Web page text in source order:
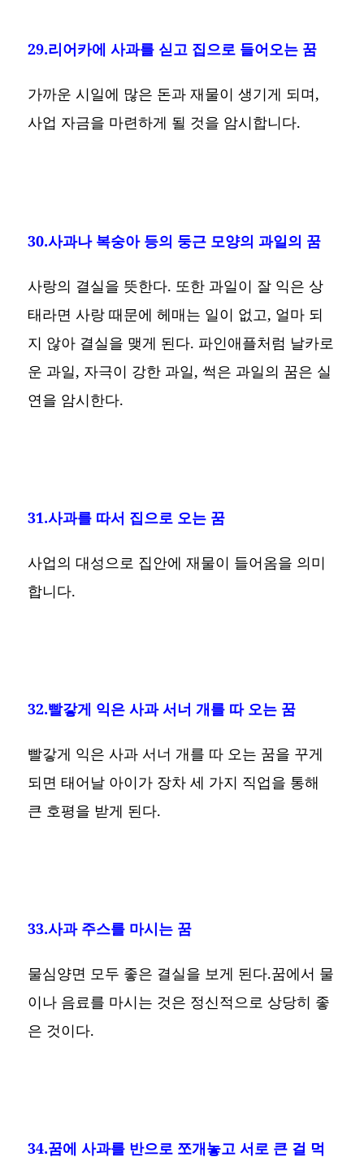
29.리어카에 사과를 싣고 집으로 들어오는 꿈
가까운 시일에 많은 돈과 재물이 생기게 되며,
사업 자금을 마련하게 될 것을 암시합니다.
30.사과나 복숭아 등의 둥근 모양의 과일의 꿈
사랑의 결실을 뜻한다. 또한 과일이 잘 익은 상
태라면 사랑 때문에 헤매는 일이 없고, 얼마 되
지 않아 결실을 맺게 된다. 파인애플처럼 날카로
운 과일, 자극이 강한 과일, 썩은 과일의 꿈은 실
연을 암시한다.
31.사과를 따서 집으로 오는 꿈
사업의 대성으로 집안에 재물이 들어옴을 의미
합니다.
32.빨갛게 익은 사과 서너 개를 따 오는 꿈
빨갛게 익은 사과 서너 개를 따 오는 꿈을 꾸게
되면 태어날 아이가 장차 세 가지 직업을 통해
큰 호평을 받게 된다.
33.사과 주스를 마시는 꿈
물심양면 모두 좋은 결실을 보게 된다.꿈에서 물
이나 음료를 마시는 것은 정신적으로 상당히 좋
은 것이다.
34.꿈에 사과를 반으로 쪼개놓고 서로 큰 걸 먹